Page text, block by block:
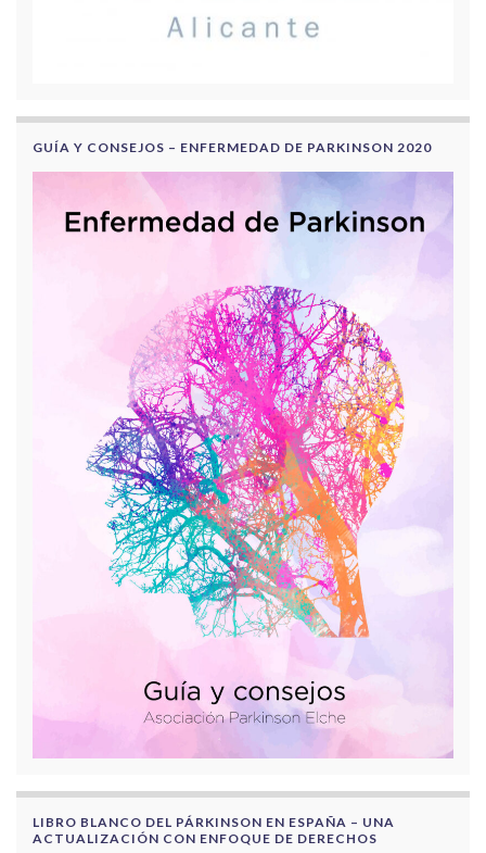
GUÍA Y CONSEJOS – ENFERMEDAD DE PARKINSON 2020
LIBRO BLANCO DEL PÁRKINSON EN ESPAÑA – UNA
ACTUALIZACIÓN CON ENFOQUE DE DERECHOS